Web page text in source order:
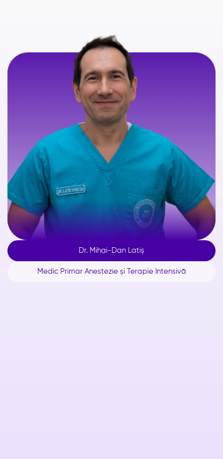
Dr. Mihai-Dan Latiș
Medic Primar Anestezie și Terapie Intensivă